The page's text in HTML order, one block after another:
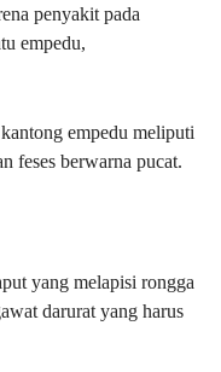
penyakit pada
empedu,
empedu meliputi
feses berwarna pucat.
yang melapisi rongga
darurat yang harus